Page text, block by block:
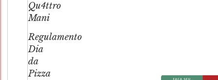
Qu4ttro
Mani
Regulamento
Dia
da
Pizza